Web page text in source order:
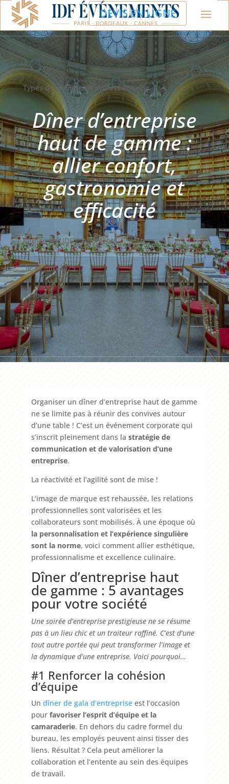
DEVIS EN LIGNE
Types d’événements professionnels
Dîner d’entreprise
haut de gamme :
allier confort,
gastronomie et
efficacité
Rédigé par IDF événements,
le 15 juin 2025
10 minutes
Organiser un dîner d’entreprise haut de gamme
ne se limite pas à réunir des convives autour
d’une table ! C’est un événement corporate qui
s’inscrit pleinement dans la stratégie de
communication et de valorisation d’une
entreprise.
La réactivité et l’agilité sont de mise !
L’image de marque est rehaussée, les relations
professionnelles sont valorisées et les
collaborateurs sont mobilisés. À une époque où
la personnalisation et l’expérience singulière
sont la norme, voici comment allier esthétique,
professionnalisme et excellence culinaire.
Dîner d’entreprise haut
de gamme : 5 avantages
pour votre société
Une soirée d’entreprise prestigieuse ne se résume
pas à un lieu chic et un traiteur raffiné. C’est d’une
tout autre portée qui peut transformer l’image et
la dynamique d’une entreprise. Voici pourquoi…
#1 Renforcer la cohésion
d’équipe
Un dîner de gala d’entrepriseest l’occasion
pour favoriser l’esprit d’équipe et la
camaraderie. En dehors du cadre formel du
bureau, les employés peuvent ainsi tisser des
liens. Résultat ? Cela peut améliorer la
collaboration et l’entente au sein des équipes
de travail.